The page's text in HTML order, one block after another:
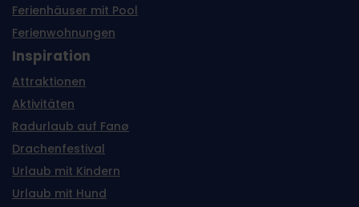
Ferienhäuser mit Pool
Ferienwohnungen
Inspiration
Attraktionen
Aktivitäten
Radurlaub auf Fanø
Drachenfestival
Urlaub mit Kindern
Urlaub mit Hund